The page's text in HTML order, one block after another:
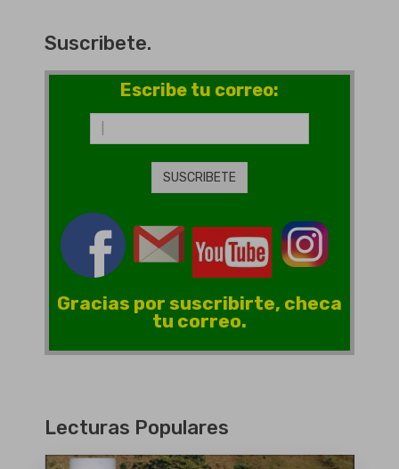
Suscribete.
Escribe tu correo:
Gracias por suscribirte, checa
tu correo.
Lecturas Populares